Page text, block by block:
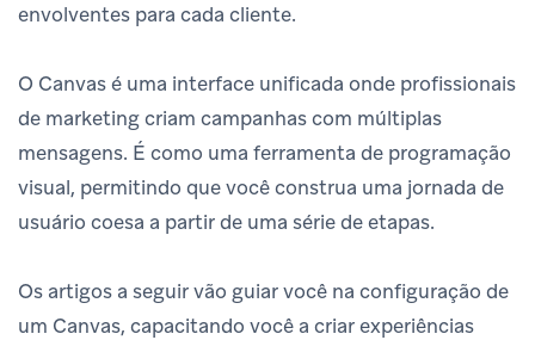
envolventes para cada cliente.
O Canvas é uma interface unificada onde profissionais
de marketing criam campanhas com múltiplas
mensagens. É como uma ferramenta de programação
visual, permitindo que você construa uma jornada de
usuário coesa a partir de uma série de etapas.
Os artigos a seguir vão guiar você na configuração de
um Canvas, capacitando você a criar experiências